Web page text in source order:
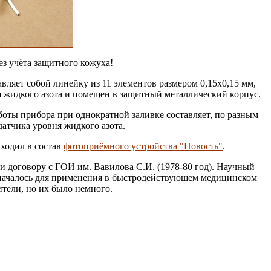
учёта защитного кожуха!
собой линейку из 11 элементов размером 0,15х0,15 мм,
азота и помещен в защитный металлический корпус.
прибора при однократной заливке составляет, по разным
уровня жидкого азота.
в состав фотоприёмного устройства "Новость".
договору с ГОИ им. Вавилова С.И. (1978-80 год). Научный
для применения в быстродействующем медицинском
но их было немного.